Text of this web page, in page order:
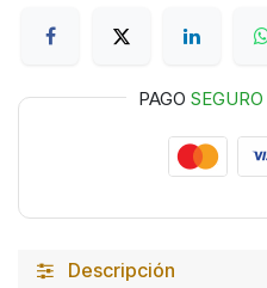
PAGO SEGURO
Descripción